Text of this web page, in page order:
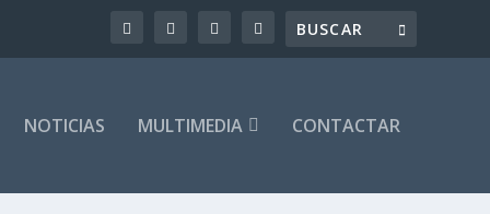
NOTICIAS MULTIMEDIA CONTACTAR